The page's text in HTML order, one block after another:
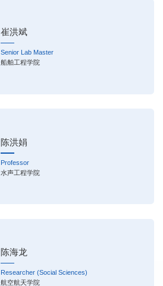
崔洪斌
Senior Lab Master
船舶工程学院
陈洪娟
Professor
水声工程学院
陈海龙
Researcher (Social Sciences)
航空航天学院